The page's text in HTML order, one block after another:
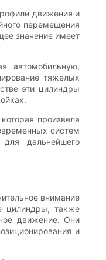
движения и
перемещения
значение имеет
автомобильную,
тяжелых
эти цилиндры
произвела
систем
для дальнейшего
внимание
цилиндры, также
движение. Они
и